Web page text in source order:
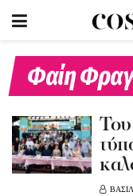
Φαίη
Του